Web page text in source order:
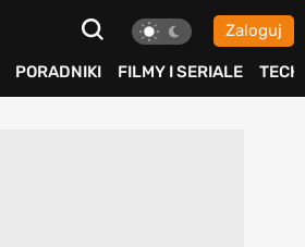
Zaloguj
PORADNIKI FILMY I SERIALE TECH